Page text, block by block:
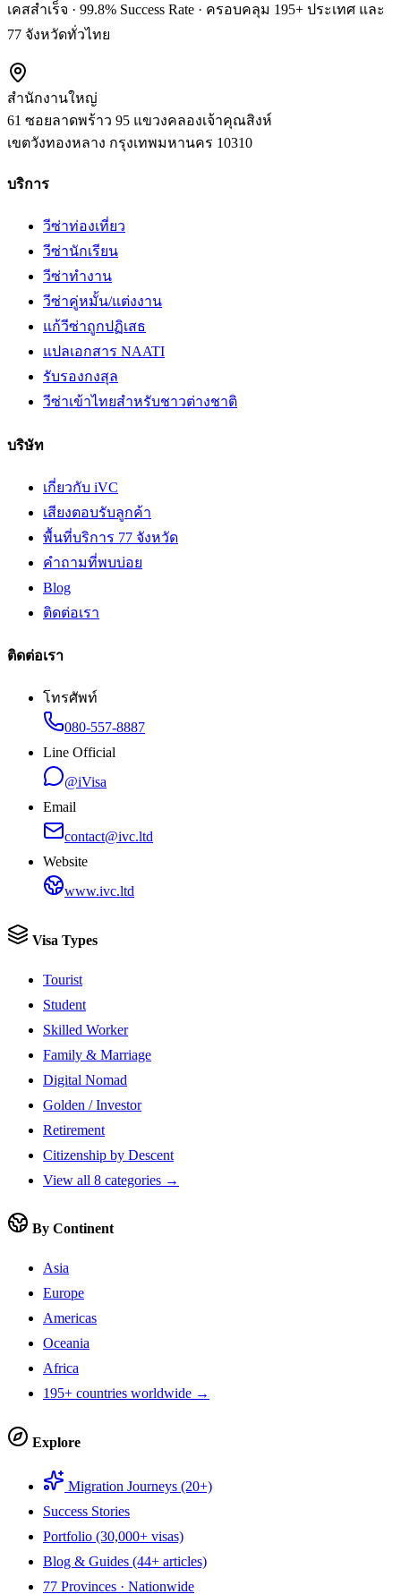
เคสสำเร็จ · 99.8% Success Rate · ครอบคลุม 195+ ประเทศ และ
77 จังหวัดทั่วไทย
สำนักงานใหญ่
61 ซอยลาดพร้าว 95 แขวงคลองเจ้าคุณสิงห์
เขตวังทองหลาง กรุงเทพมหานคร 10310
บริการ
วีซ่าท่องเที่ยว
วีซ่านักเรียน
วีซ่าทำงาน
วีซ่าคู่หมั้น/แต่งงาน
แก้วีซ่าถูกปฏิเสธ
แปลเอกสาร NAATI
รับรองกงสุล
วีซ่าเข้าไทยสำหรับชาวต่างชาติ
บริษัท
เกี่ยวกับ iVC
เสียงตอบรับลูกค้า
พื้นที่บริการ 77 จังหวัด
คำถามที่พบบ่อย
Blog
ติดต่อเรา
ติดต่อเรา
โทรศัพท์
080-557-8887
Line Official
@iVisa
Email
contact@ivc.ltd
Website
www.ivc.ltd
Visa Types
Tourist
Student
Skilled Worker
Family & Marriage
Digital Nomad
Golden / Investor
Retirement
Citizenship by Descent
View all 8 categories →
By Continent
Asia
Europe
Americas
Oceania
Africa
195+ countries worldwide →
Explore
Migration Journeys (20+)
Success Stories
Portfolio (30,000+ visas)
Blog & Guides (44+ articles)
77 Provinces · Nationwide